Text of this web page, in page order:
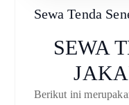
Sewa Tenda
SEWA
Berikut ini